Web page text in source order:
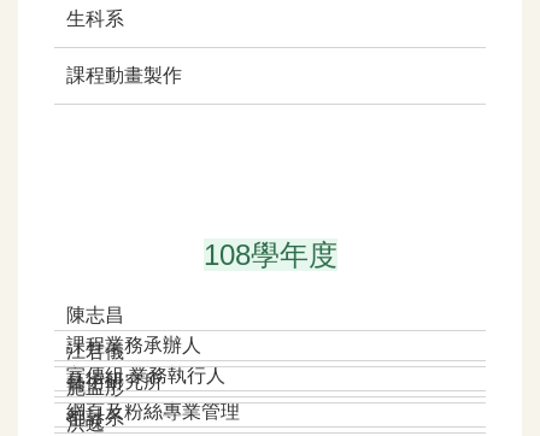
生科系
課程動畫製作
108學年度
陳志昌
課程業務承辦人
宣傳組 業務執行人
江君儀
藝術研究所
網頁及粉絲專業管理
施孟彤
都計系
洪逸